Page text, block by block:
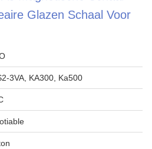
Glazen Schaal Voor
3VA, KA300, Ka500